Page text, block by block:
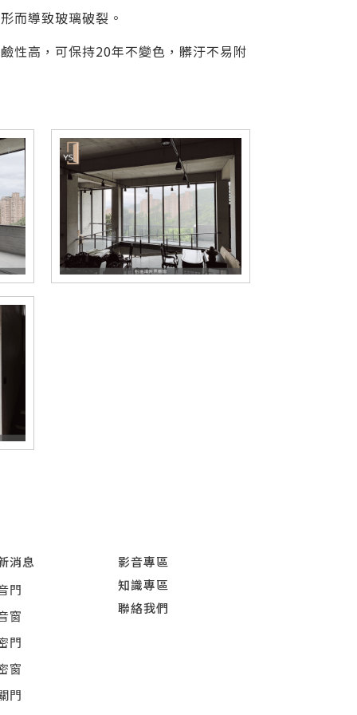
而導致玻璃破裂。
性高，可保持20年不變色，髒汙不易附
消息
門
窗
門
窗
門
影音專區
知識專區
聯絡我們